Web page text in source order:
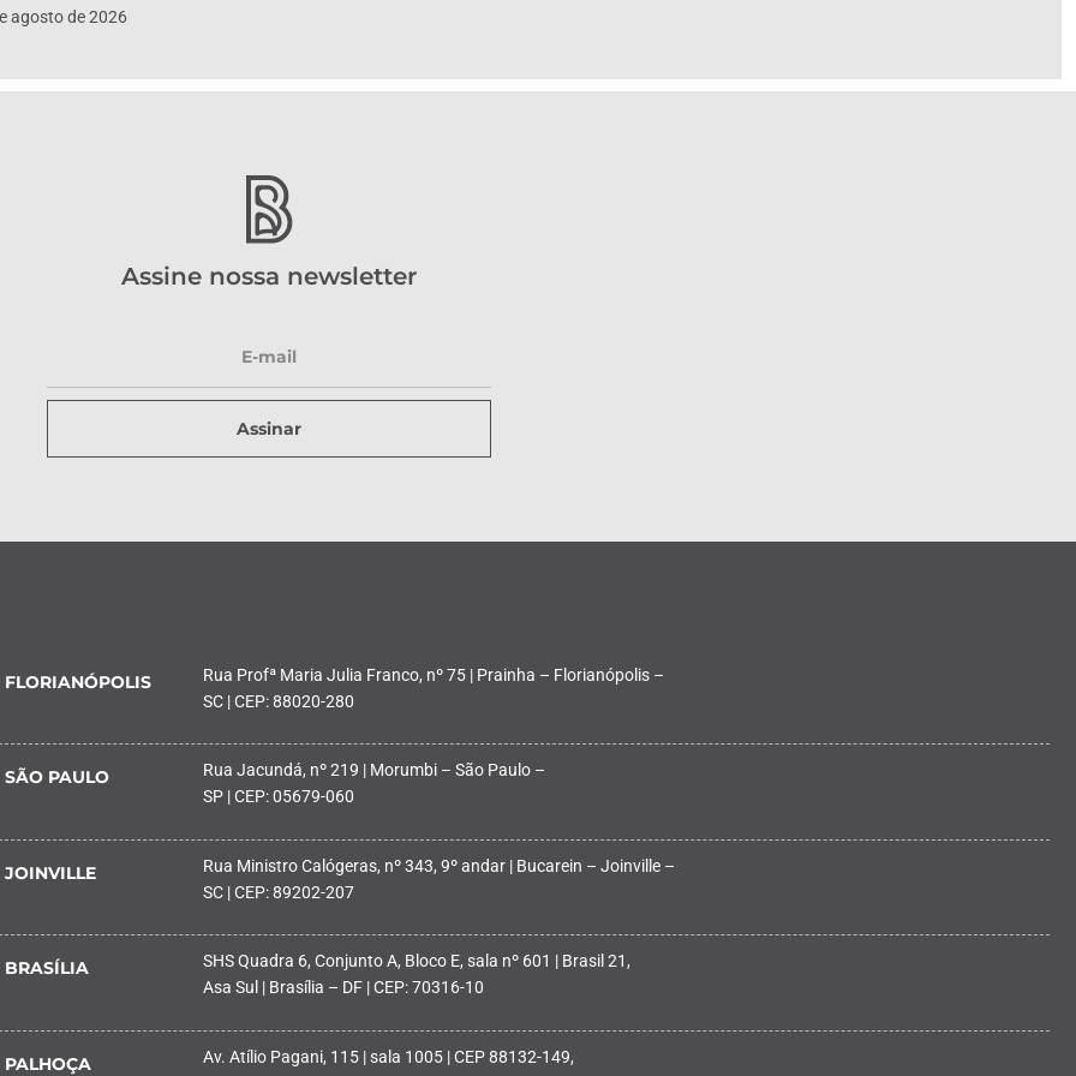
agosto de 2026
Assine nossa newsletter
Assinar
FLORIANÓPOLIS
Rua Profª Maria Julia Franco, nº 75 | Prainha – Florianópolis –
SC | CEP: 88020-280
SÃO PAULO
Rua Jacundá, nº 219 | Morumbi – São Paulo –
SP | CEP: 05679-060
JOINVILLE
Rua Ministro Calógeras, nº 343, 9º andar | Bucarein – Joinville –
SC | CEP: 89202-207
BRASÍLIA
SHS Quadra 6, Conjunto A, Bloco E, sala nº 601 | Brasil 21,
Asa Sul | Brasília – DF | CEP: 70316-10
PALHOÇA
Av. Atílio Pagani, 115 | sala 1005 | CEP 88132-149,